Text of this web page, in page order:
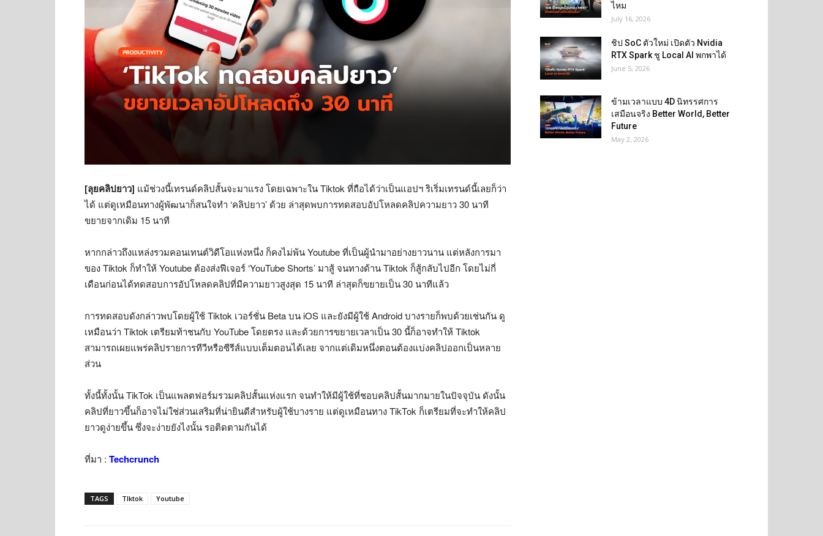
[ลุยคลิปยาว] แม้ช่วงนี้เทรนด์คลิปสั้นจะมาแรง โดยเฉพาะใน Tiktok ที่ถือได้ว่าเป็นแอปฯ ริเริ่มเทรนด์นี้เลยก็ว่า
ได้ แต่ดูเหมือนทางผู้พัฒนาก็สนใจทำ ‘คลิปยาว’ ด้วย ล่าสุดพบการทดสอบอัปโหลดคลิปความยาว 30 นาที
ขยายจากเดิม 15 นาที
หากกล่าวถึงแหล่งรวมคอนเทนต์วิดีโอแห่งหนึ่ง ก็คงไม่พ้น Youtube ที่เป็นผู้นำมาอย่างยาวนาน แต่หลังการมา
ของ Tiktok ก็ทำให้ Youtube ต้องส่งฟีเจอร์ ‘YouTube Shorts’ มาสู้ จนทางด้าน Tiktok ก็สู้กลับไปอีก โดยไม่กี่
เดือนก่อนได้ทดสอบการอัปโหลดคลิปที่มีความยาวสูงสุด 15 นาที ล่าสุดก็ขยายเป็น 30 นาทีแล้ว
การทดสอบดังกล่าวพบโดยผู้ใช้ Tiktok เวอร์ชั่น Beta บน iOS และยังมีผู้ใช้ Android บางรายก็พบด้วยเช่นกัน ดู
เหมือนว่า Tiktok เตรียมท้าชนกับ YouTube โดยตรง และด้วยการขยายเวลาเป็น 30 นี้ก็อาจทำให้ Tiktok
สามารถเผยแพร่คลิปรายการทีวีหรือซีรีส์แบบเต็มตอนได้เลย จากแต่เดิมหนึ่งตอนต้องแบ่งคลิปออกเป็นหลาย
ส่วน
ทั้งนี้ทั้งนั้น TikTok เป็นแพลตฟอร์มรวมคลิปสั้นแห่งแรก จนทำให้มีผู้ใช้ที่ชอบคลิปสั้นมากมายในปัจจุบัน ดังนั้น
คลิปที่ยาวขึ้นก็อาจไม่ใช่ส่วนเสริมที่น่ายินดีสำหรับผู้ใช้บางราย แต่ดูเหมือนทาง TikTok ก็เตรียมที่จะทำให้คลิป
ยาวดูง่ายขึ้น ซึ่งจะง่ายยังไงนั้น รอติดตามกันได้
ที่มา : Techcrunch
TAGS TIktok Youtube
ไหม
July 16, 2026
ชิป SoC ตัวใหม่ เปิดตัว Nvidia
RTX Spark ชู Local AI พกพาได้
June 5, 2026
ข้ามเวลาแบบ 4D นิทรรศการ
เสมือนจริง Better World, Better
Future
May 2, 2026